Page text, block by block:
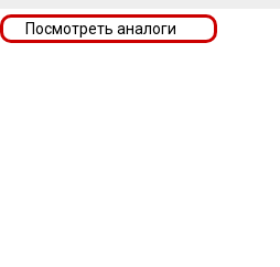
Посмотреть аналоги